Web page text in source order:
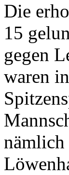
Die
15
gegen
waren
nämlich